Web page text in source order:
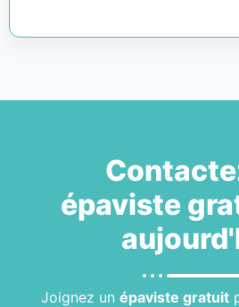
épaviste
Joignez unépaviste gratuit